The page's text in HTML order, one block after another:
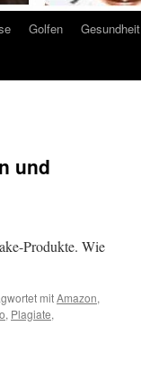
Golfen Gesundheit
und
Produkte. Wie
mitAmazon,
, Plagiate,